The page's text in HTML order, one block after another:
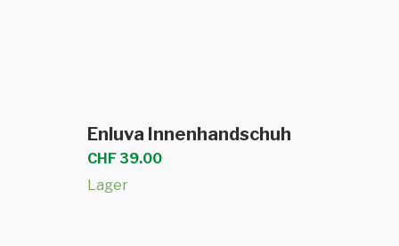
Ausführung wählen
Produkt
weist
mehrere
Enluva Innenhandschuh
CHF39.00
Lager